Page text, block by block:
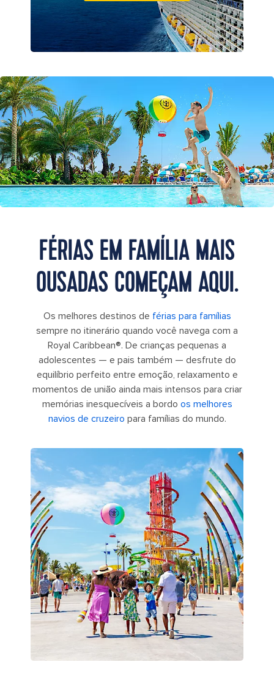
FÉRIAS EM FAMÍLIA MAIS
OUSADAS COMEÇAM AQUI.
Os melhores destinos de férias para famílias
sempre no itinerário quando você navega com a
Royal Caribbean®. De crianças pequenas a
adolescentes — e pais também — desfrute do
equilíbrio perfeito entre emoção, relaxamento e
momentos de união ainda mais intensos para criar
memórias inesquecíveis a bordo os melhores
navios de cruzeiro para famílias do mundo.